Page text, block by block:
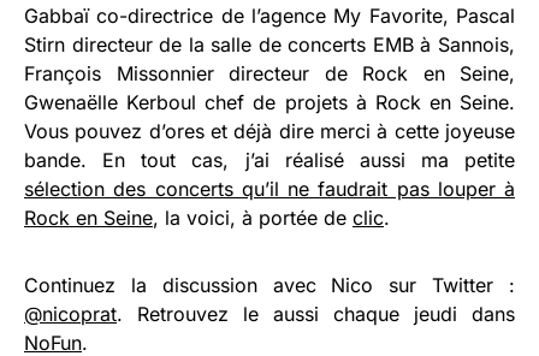
Gabbaï co-directrice de l’agence My Favorite, Pascal
Stirn directeur de la salle de concerts EMB à Sannois,
François Missonnier directeur de Rock en Seine,
Gwenaëlle Kerboul chef de projets à Rock en Seine.
Vous pouvez d’ores et déjà dire merci à cette joyeuse
bande. En tout cas, j’ai réalisé aussi ma petite
sélection des concerts qu’il ne faudrait pas louper à
Rock en Seine, la voici, à portée de clic.
Continuez la discussion avec Nico sur Twitter :
@nicoprat. Retrouvez le aussi chaque jeudi dans
NoFun.